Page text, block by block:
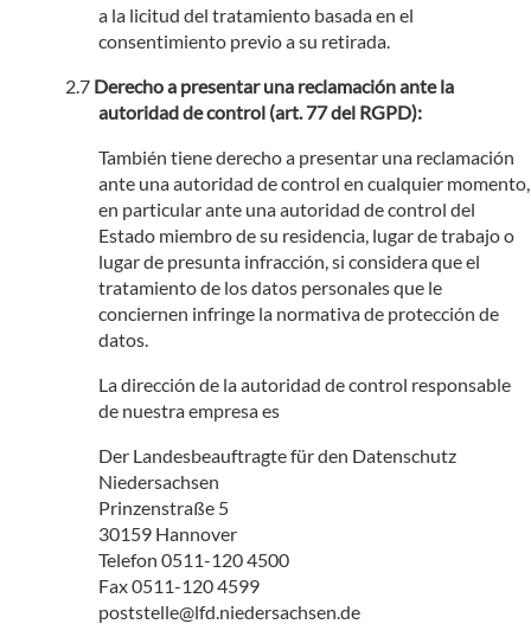
a la licitud del tratamiento basada en el
consentimiento previo a su retirada.
Derecho a presentar una reclamación ante la
autoridad de control (art. 77 del RGPD):
También tiene derecho a presentar una reclamación
ante una autoridad de control en cualquier momento,
en particular ante una autoridad de control del
Estado miembro de su residencia, lugar de trabajo o
lugar de presunta infracción, si considera que el
tratamiento de los datos personales que le
conciernen infringe la normativa de protección de
datos.
La dirección de la autoridad de control responsable
de nuestra empresa es
Der Landesbeauftragte für den Datenschutz
Niedersachsen
Prinzenstraße 5
30159 Hannover
Telefon 0511-120 4500
Fax 0511-120 4599
poststelle@lfd.niedersachsen.de